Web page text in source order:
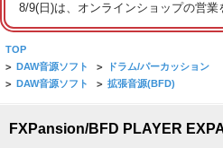
8/9(日)は、オンラインショップの営
TOP
> DAW音源ソフト > ドラム/パーカッション
> DAW音源ソフト > 拡張音源(BFD)
FXPansion/BFD PLAYER